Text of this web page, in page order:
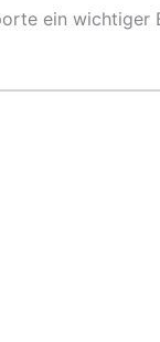
ein wichtiger